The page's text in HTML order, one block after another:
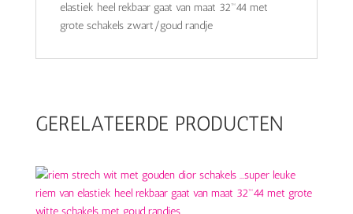
elastiek heel rekbaar gaat van maat 32™44 met
grote schakels zwart/goud randje
GERELATEERDE PRODUCTEN